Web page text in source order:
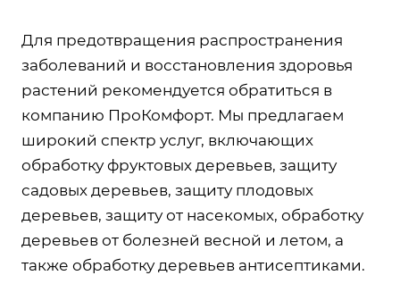
Для предотвращения распространения
заболеваний и восстановления здоровья
растений рекомендуется обратиться в
компанию ПроКомфорт. Мы предлагаем
широкий спектр услуг, включающих
обработку фруктовых деревьев, защиту
садовых деревьев, защиту плодовых
деревьев, защиту от насекомых, обработку
деревьев от болезней весной и летом, а
также обработку деревьев антисептиками.